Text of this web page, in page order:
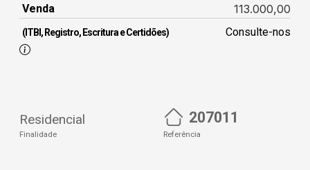
Venda 113.000,00
(ITBI, Registro, Escritura e Certidões) Consulte-nos
Residencial
Finalidade
207011
Referência